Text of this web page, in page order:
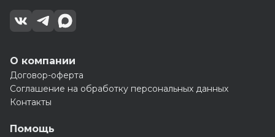
О компании
Договор-оферта
Соглашение на обработку персональных данных
Контакты
Помощь